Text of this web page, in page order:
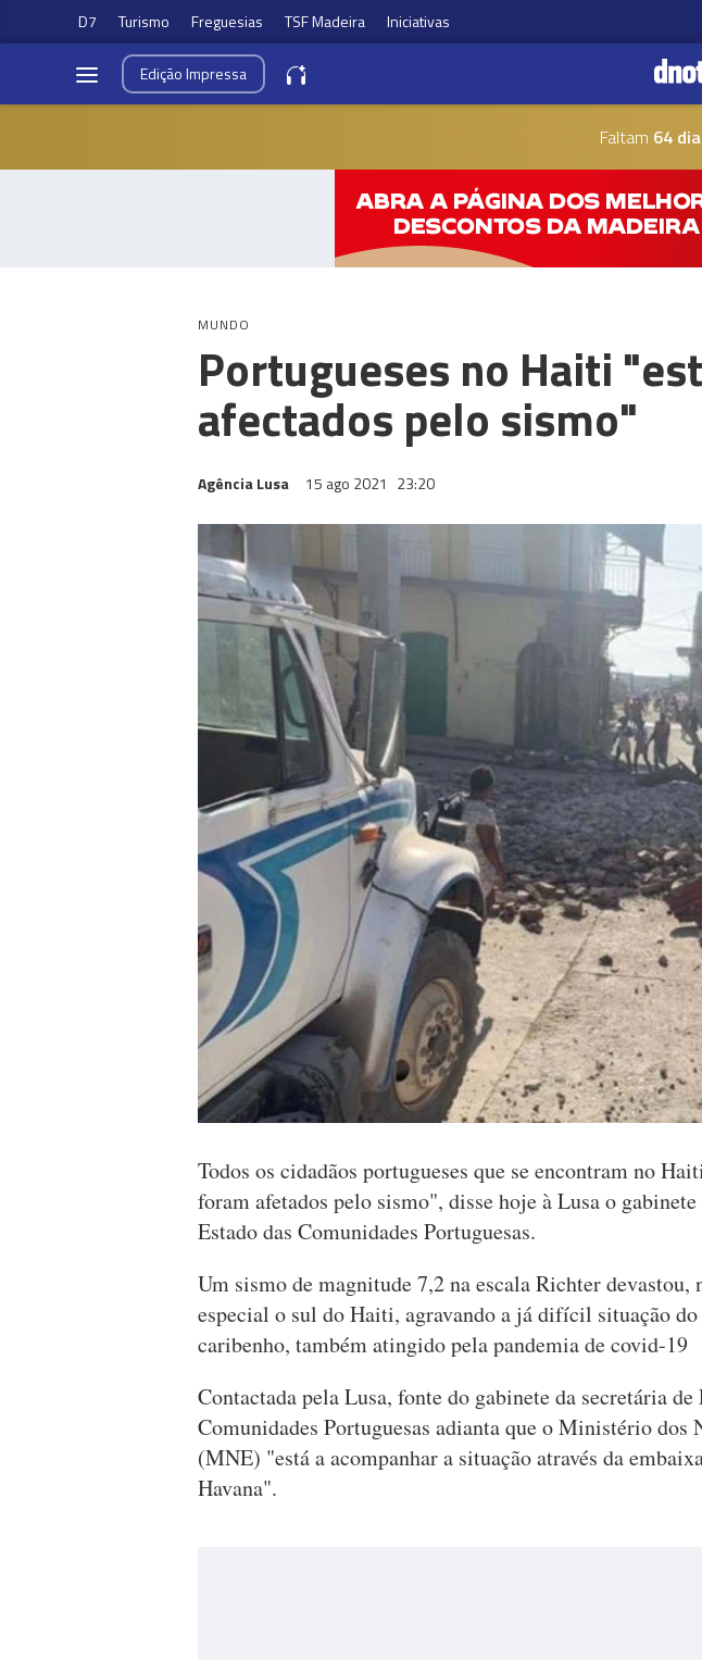
D7 Turismo Freguesias TSF Madeira Iniciativas
EdiçãoImpressa
Faltam 64
MUNDO
Portugueses no Haiti
afectados pelo sismo"
Agência Lusa 15 ago 2021 23:20
Todos os cidadãos portugueses que se encontram no
foram afetados pelo sismo", disse hoje à Lusa o
Estado das Comunidades Portuguesas.
Um sismo de magnitude 7,2 na escala Richter devastou,
especial o sul do Haiti, agravando a já difícil situação
caribenho, também atingido pela pandemia de covid-19
Contactada pela Lusa, fonte do gabinete da secretária de
Comunidades Portuguesas adianta que o Ministério dos
(MNE) "está a acompanhar a situação através da
Havana".